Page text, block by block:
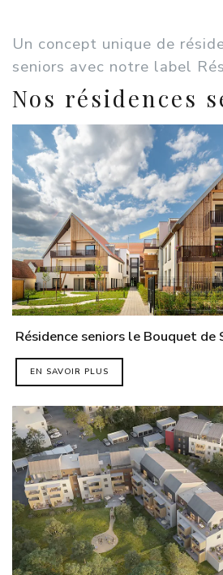
Un concept unique de
seniors avec notre label
Nos résidences
Résidence seniors le Bouquet de
EN SAVOIR PLUS